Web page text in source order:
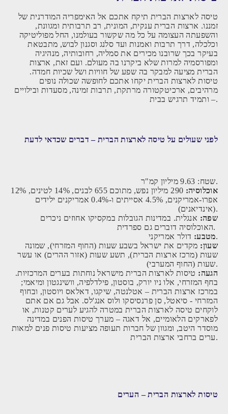
טיסה לארצות הברית תיקח אתכם אל האימפריה המודרנית של
זמננו. ארצות הברית ענקית, המונית, רב תרבותית ומגוונת,
והשפעתה העצומה על כל מה שקשור בעולמנו, החל מפוליטיקה
וכלכלה, דרך תרבות ואמנות ועד סלנג וסגנון לבוש, מתבטאת
בעיקר בכך שרובנו מכירים את סמליה, רחובותיה, מנהיגיה
ומפורסמיה למרות שלא ביקרנו בה מעולם. ועם זאת, ארצות
הברית מציעה למבקר בה שפע של חוויות ושל שכיות חמדה.
טיסות לארצות הברית יקחו אתכם לחופשה שכולה נופים
מרהיבים, ארכיטקטורה מרתקת, תרבות זמינה, מסעדות ובילויים
– ותמיד תרגיש בבית.
לפני שעולים על טיסה לארצות הברית – דברים שכדאי לדעת
שטח: 9.63 מיליון קמ"ר.
אוכלוסיה:
290 מיליון נפש, מתוכם 655 לבנים, 14% לטינים, 12%
אפרו-אמריקנים, 4.5% אסייתים ו-0.4% אמריקנים ילידים
(אינדיאנים).
שפה: אנגלית. במדינות הגובלות במקסיקו אחוזים ניכרים
האוכלוסיה דוברים גם ספרדית.
מטבע:דולר אמריקני.
שעון: מקדים את ישראל בשבע שעות (החוף המזרחי), שמונה
שעות (מרכז ארצות הברית), תשע שעות (אזור ההרים) או עשר
שעות (החוף המערבי).
הגעה: טיסות לארצות הברית מישראל נוחתות בערים המרכזיות.
בחף המזרחי, אלו ניו יורק, בוסטון, פילדלפיה, וושינגטון ומיאמי;
במרכז ארצות הברית – אטלנטה, שיקגו, דאלאס ויוסטון, ובחוף
המזרחי - סיאטל, סן פרנסיסקו ולוס אנג'לס. אבל גם אם אתם
לוקחים טיסה לארצות הברית במטרה להגיע לערים קטנות, או
לפארקים הלאומיים, אל דאגה – מערך טיסות הפנים במדינה
מוסדר היטב, ומגוון של חברות תעופה מציעות טיסות פנים למאות
ערים ברחבי ארצות הברית.
טיסות לארצות הברית – הערים